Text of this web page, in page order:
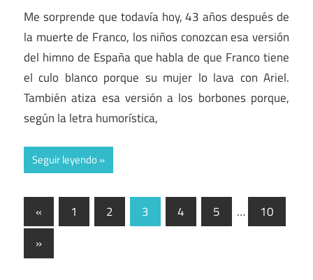
Me sorprende que todavía hoy, 43 años después de
la muerte de Franco, los niños conozcan esa versión
del himno de España que habla de que Franco tiene
el culo blanco porque su mujer lo lava con Ariel.
También atiza esa versión a los borbones porque,
según la letra humorística,
Seguir leyendo
Paginación
de
entradas
« Entradas
anteriores
1 2 3 4 5 …
10
Entradas
siguientes
»